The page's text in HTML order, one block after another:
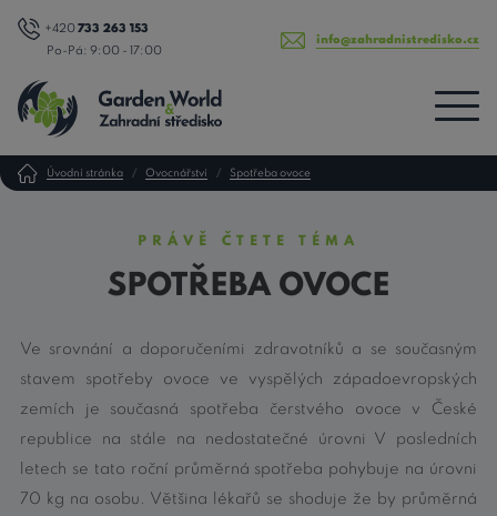
+420 733 263 153
Po-Pá: 9:00 - 17:00
info@zahradnistredisko.cz
Úvodní stránka Ovocnářství Spotřeba ovoce
PRÁVĚ ČTETE TÉMA
SPOTŘEBA OVOCE
Ve srovnání a doporučeními zdravotníků a se současným
stavem spotřeby ovoce ve vyspělých západoevropských
zemích je současná spotřeba čerstvého ovoce v České
republice na stále na nedostatečné úrovni V posledních
letech se tato roční průměrná spotřeba pohybuje na úrovni
70 kg na osobu. Většina lékařů se shoduje že by průměrná